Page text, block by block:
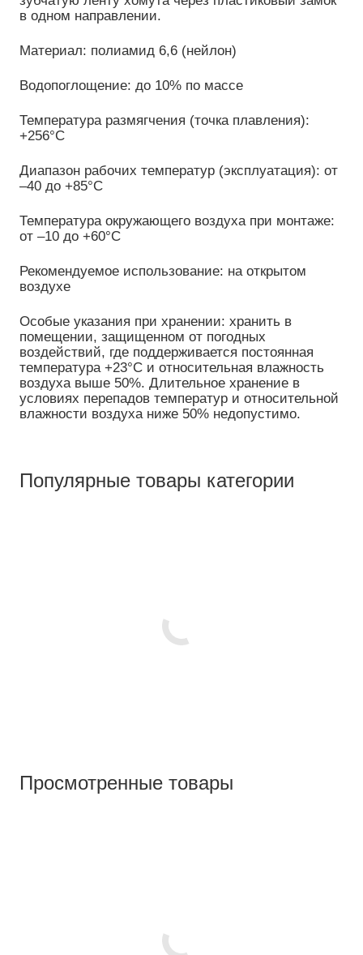
в одном направлении.
Материал: полиамид 6,6 (нейлон)
Водопоглощение: до 10% по массе
Температура размягчения (точка плавления):
+256°C
Диапазон рабочих температур (эксплуатация): от
–40 до +85°C
Температура окружающего воздуха при монтаже:
от –10 до +60°C
Рекомендуемое использование: на открытом
воздухе
Особые указания при хранении: хранить в
помещении, защищенном от погодных
воздействий, где поддерживается постоянная
температура +23°C и относительная влажность
воздуха выше 50%. Длительное хранение в
условиях перепадов температур и относительной
влажности воздуха ниже 50% недопустимо.
Популярные товары категории
Просмотренные товары